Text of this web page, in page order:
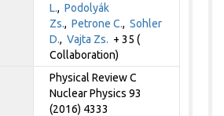
L.,Podolyák
Zs.,Petrone C.,Sohler
D.,Vajta Zs. + 35 (
Collaboration)
Physical Review C
Nuclear Physics 93
(2016) 4333